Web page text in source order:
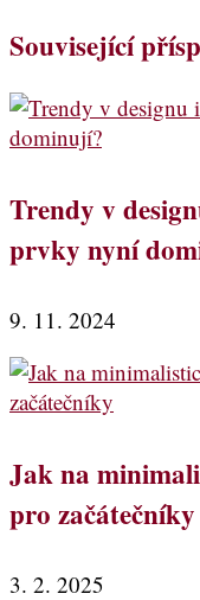
Související
Trendy v
prvky nyní
9. 11. 2024
Jak na
pro začátečníky
3. 2. 2025